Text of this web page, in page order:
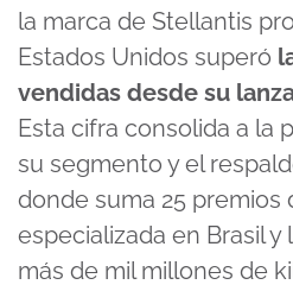
la marca de Stellantis
Estados Unidos superó
vendidas desde su
Esta cifra consolida a la
su segmento y el
donde suma 25 premios
especializada en Brasil
más de mil millones de